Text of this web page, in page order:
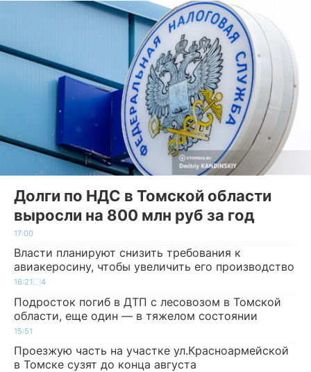
Долги по НДС в Томской области
выросли на 800 млн руб за год
17:00
Власти планируют снизить требования к
авиакеросину, чтобы увеличить его производство
16:21 4
Подросток погиб в ДТП с лесовозом в Томской
области, еще один — в тяжелом состоянии
15:51
Проезжую часть на участке ул.Красноармейской
в Томске сузят до конца августа